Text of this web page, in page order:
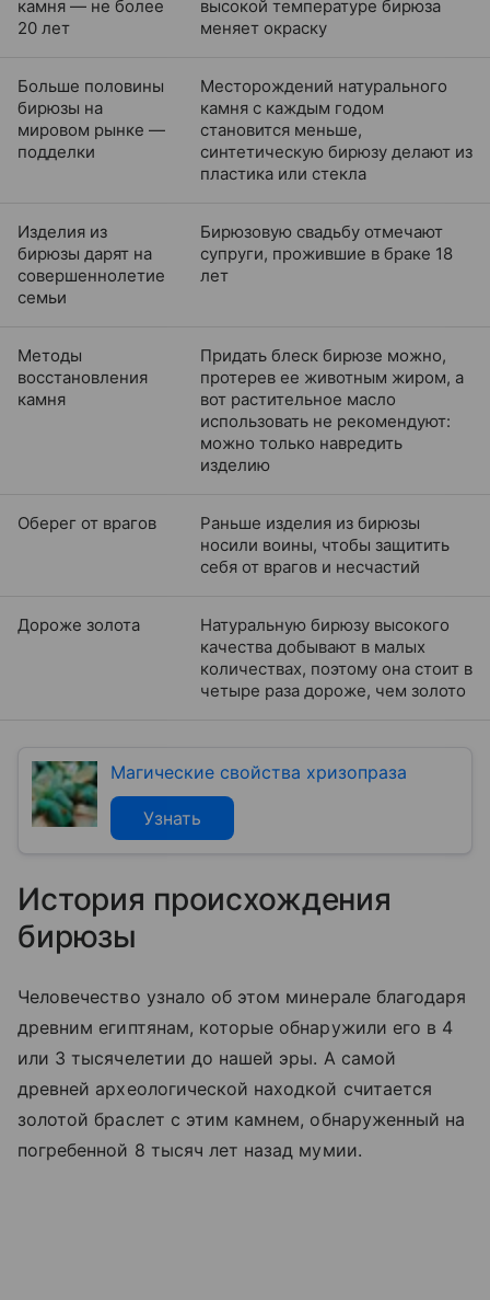
камня — не более
20 лет
высокой температуре бирюза
меняет окраску
Больше половины
бирюзы на
мировом рынке —
подделки
Месторождений натурального
камня с каждым годом
становится меньше,
синтетическую бирюзу делают из
пластика или стекла
Изделия из
бирюзы дарят на
совершеннолетие
семьи
Бирюзовую свадьбу отмечают
супруги, прожившие в браке 18
лет
Методы
восстановления
камня
Придать блеск бирюзе можно,
протерев ее животным жиром, а
вот растительное масло
использовать не рекомендуют:
можно только навредить
изделию
Оберег от врагов
Раньше изделия из бирюзы
носили воины, чтобы защитить
себя от врагов и несчастий
Дороже золота
Натуральную бирюзу высокого
качества добывают в малых
количествах, поэтому она стоит в
четыре раза дороже, чем золото
Магические свойства хризопраза
Узнать
История происхождения
бирюзы
Человечество узнало об этом минерале благодаря
древним египтянам, которые обнаружили его в 4
или 3 тысячелетии до нашей эры. А самой
древней археологической находкой считается
золотой браслет с этим камнем, обнаруженный на
погребенной 8 тысяч лет назад мумии.